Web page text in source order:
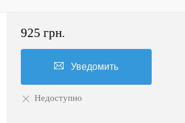
925 грн.
Уведомить
Недоступно